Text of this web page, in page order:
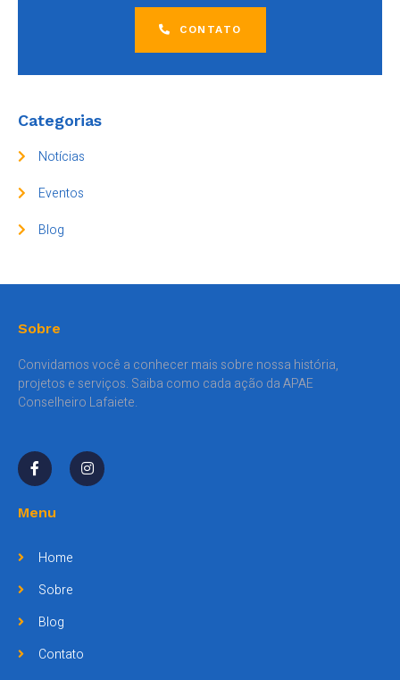
CONTATO
Categorias
Notícias
Eventos
Blog
Sobre
Convidamos você a conhecer mais sobre nossa história,
projetos e serviços. Saiba como cada ação da APAE
Conselheiro Lafaiete.
Menu
Home
Sobre
Blog
Contato